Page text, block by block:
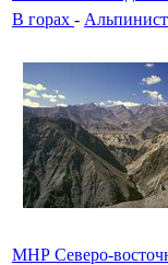
В горах -
МНР Северо-